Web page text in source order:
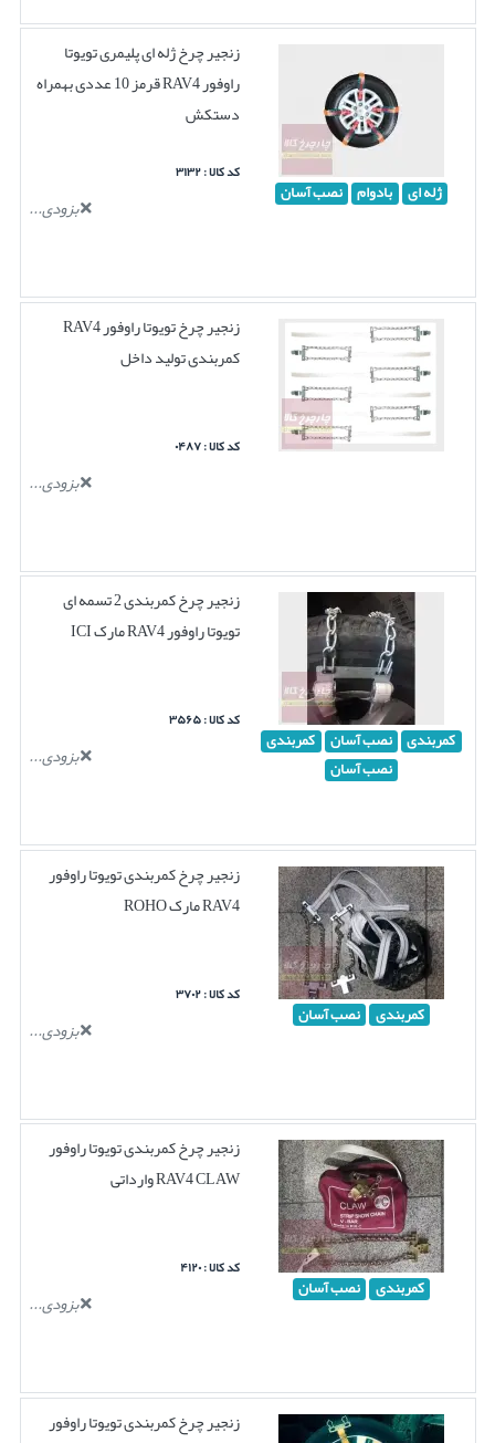
ژله ای بادوام نصب آسان
زنجیر چرخ ژله ای پلیمری تویوتا
راوفور RAV4 قرمز 10 عددی بهمراه
دستکش
کد کالا : ۳۱۳۲
بزودی...
زنجیر چرخ تویوتا راوفور RAV4
کمربندی تولید داخل
کد کالا : ۰۴۸۷
بزودی...
کمربندی نصب آسان کمربندی
نصب آسان
زنجیر چرخ کمربندی 2 تسمه ای
تویوتا راوفور RAV4 مارک ICI
کد کالا : ۳۵۶۵
بزودی...
کمربندی نصب آسان
زنجیر چرخ کمربندی تویوتا راوفور
RAV4 مارک ROHO
کد کالا : ۳۷۰۲
بزودی...
کمربندی نصب آسان
زنجیر چرخ کمربندی تویوتا راوفور
RAV4 CLAW وارداتی
کد کالا : ۴۱۲۰
بزودی...
زنجیر چرخ کمربندی تویوتا راوفور